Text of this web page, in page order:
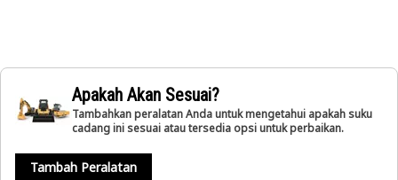
Apakah Akan Sesuai?
Tambahkan peralatan Anda untuk mengetahui apakah suku
cadang ini sesuai atau tersedia opsi untuk perbaikan.
Tambah Peralatan